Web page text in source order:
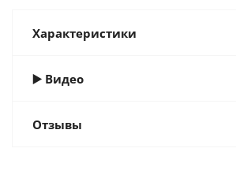
Характеристики
▶️ Видео
Отзывы